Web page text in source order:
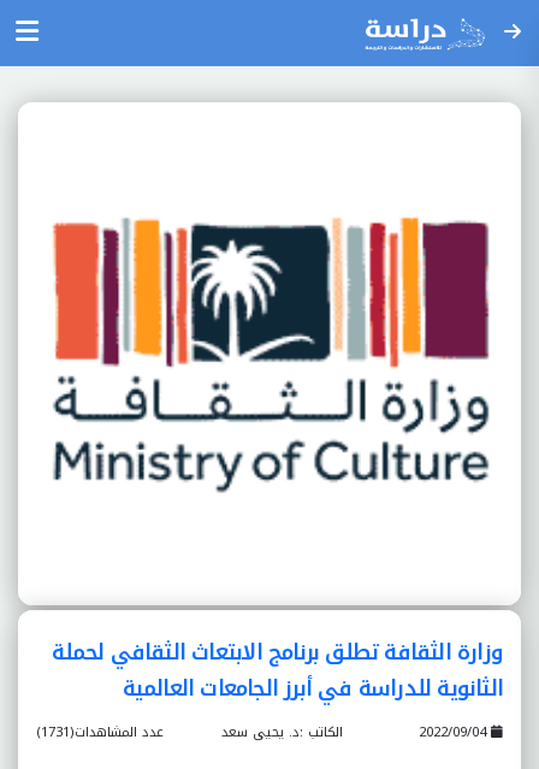
وزارة الثقافة تطلق برنامج الابتعاث الثقافي لحملة
الثانوية للدراسة في أبرز الجامعات العالمية
2022/09/04 عدد المشاهدات(1731) الكاتب :د. يحيى سعد